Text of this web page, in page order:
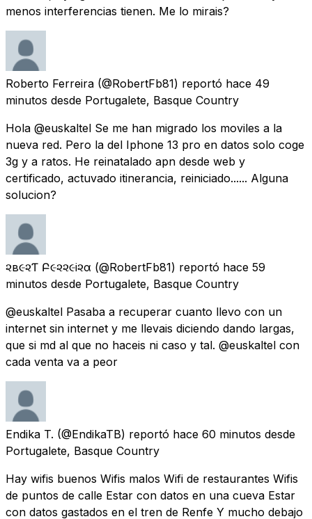
menos interferencias tienen. Me lo mirais?
Roberto Ferreira (@RobertFb81) reportó hace 49
minutos desde Portugalete, Basque Country
Hola @euskaltel Se me han migrado los moviles a la
nueva red. Pero la del Iphone 13 pro en datos solo coge
3g y a ratos. He reinatalado apn desde web y
certificado, actuvado itinerancia, reiniciado...... Alguna
solucion?
૨ѳв૯૨Ƭѳ Բ૯૨૨૯i૨α (@RobertFb81) reportó hace 59
minutos desde Portugalete, Basque Country
@euskaltel Pasaba a recuperar cuanto llevo con un
internet sin internet y me llevais diciendo dando largas,
que si md al que no haceis ni caso y tal. @euskaltel con
cada venta va a peor
Endika T. (@EndikaTB) reportó hace 60 minutos desde
Portugalete, Basque Country
Hay wifis buenos Wifis malos Wifi de restaurantes Wifis
de puntos de calle Estar con datos en una cueva Estar
con datos gastados en el tren de Renfe Y mucho debajo